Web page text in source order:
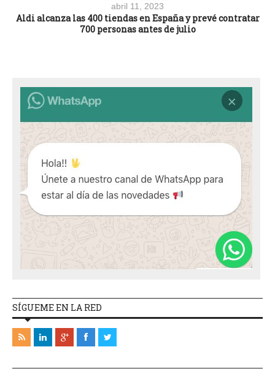
abril 11, 2023
Aldi alcanza las 400 tiendas en España y prevé contratar
700 personas antes de julio
SÍGUEME EN LA RED